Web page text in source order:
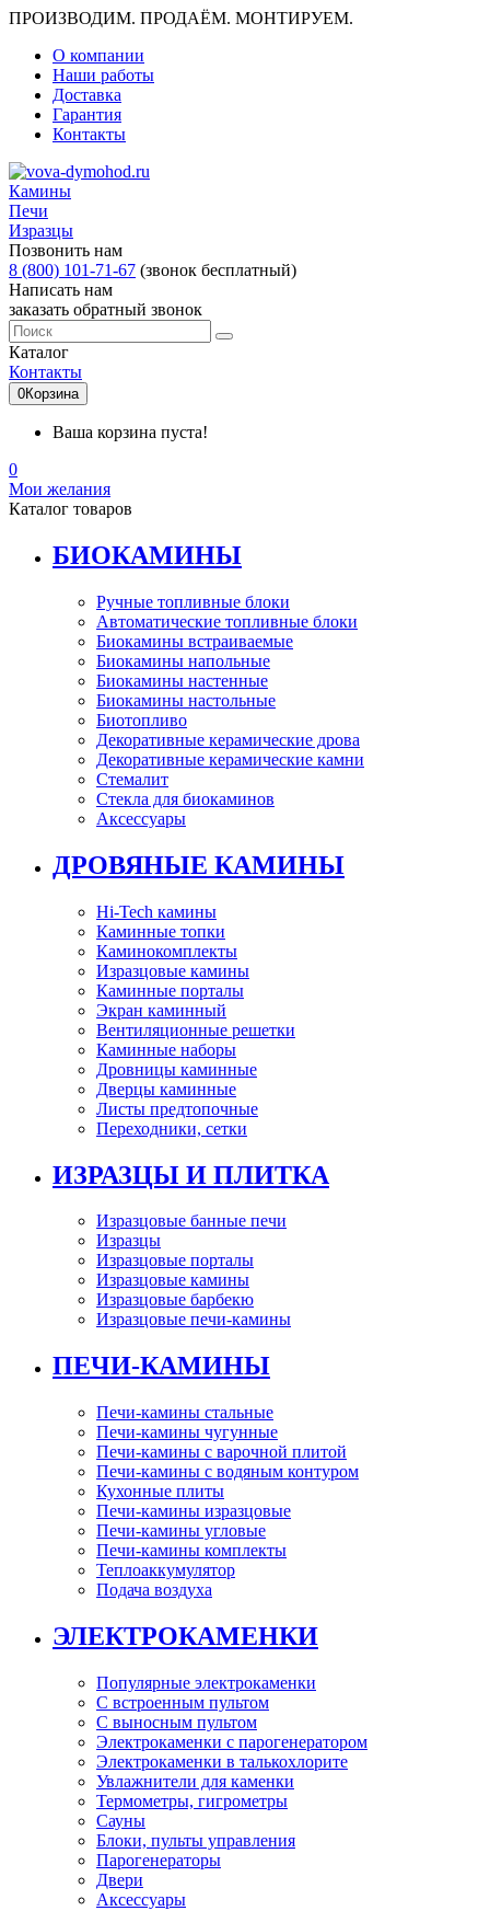
ПРОИЗВОДИМ. ПРОДАЁМ. МОНТИРУЕМ.
О компании
Наши работы
Доставка
Гарантия
Контакты
Камины
Печи
Изразцы
Позвонить нам
8 (800) 101-71-67 (звонок бесплатный)
Написать нам
заказать обратный звонок
Каталог
Контакты
0Корзина
Ваша корзина пуста!
0
Мои желания
Каталог товаров
БИОКАМИНЫ
Ручные топливные блоки
Автоматические топливные блоки
Биокамины встраиваемые
Биокамины напольные
Биокамины настенные
Биокамины настольные
Биотопливо
Декоративные керамические дрова
Декоративные керамические камни
Стемалит
Стекла для биокаминов
Аксессуары
ДРОВЯНЫЕ КАМИНЫ
Hi-Tech камины
Каминные топки
Каминокомплекты
Изразцовые камины
Каминные порталы
Экран каминный
Вентиляционные решетки
Каминные наборы
Дровницы каминные
Дверцы каминные
Листы предтопочные
Переходники, сетки
ИЗРАЗЦЫ И ПЛИТКА
Изразцовые банные печи
Изразцы
Изразцовые порталы
Изразцовые камины
Изразцовые барбекю
Изразцовые печи-камины
ПЕЧИ-КАМИНЫ
Печи-камины стальные
Печи-камины чугунные
Печи-камины с варочной плитой
Печи-камины с водяным контуром
Кухонные плиты
Печи-камины изразцовые
Печи-камины угловые
Печи-камины комплекты
Теплоаккумулятор
Подача воздуха
ЭЛЕКТРОКАМЕНКИ
Популярные электрокаменки
С встроенным пультом
С выносным пультом
Электрокаменки с парогенератором
Электрокаменки в талькохлорите
Увлажнители для каменки
Термометры, гигрометры
Сауны
Блоки, пульты управления
Парогенераторы
Двери
Аксессуары